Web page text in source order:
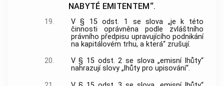
NABYTÉ EMITENTEM“.
19.
V § 15 odst. 1 se slova „je k této
činnosti oprávněna podle zvláštního
právního předpisu upravujícího podnikání
na kapitálovém trhu, a která“ zrušují.
20.
V § 15 odst. 2 se slova „emisní lhůty“
nahrazují slovy „lhůty pro upisování“.